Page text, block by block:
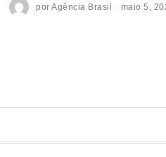
porAgência Brasil maio 5,